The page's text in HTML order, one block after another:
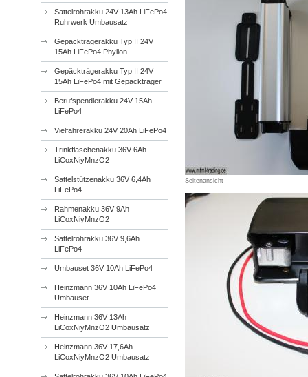
Sattelrohrakku 24V 13Ah LiFePo4
Ruhrwerk Umbausatz
Gepäckträgerakku Typ II 24V
15Ah LiFePo4 Phylion
Gepäckträgerakku Typ II 24V
15Ah LiFePo4 mit Gepäckträger
Berufspendlerakku 24V 15Ah
LiFePo4
Vielfahrerakku 24V 20Ah LiFePo4
Trinkflaschenakku 36V 6Ah
LiCoxNiyMnzO2
Sattelstützenakku 36V 6,4Ah
LiFePo4
Rahmenakku 36V 9Ah
LiCoxNiyMnzO2
Sattelrohrakku 36V 9,6Ah
LiFePo4
Umbauset 36V 10Ah LiFePo4
Heinzmann 36V 10Ah LiFePo4
Umbauset
Heinzmann 36V 13Ah
LiCoxNiyMnzO2 Umbausatz
Heinzmann 36V 17,6Ah
LiCoxNiyMnzO2 Umbausatz
Seitenansicht